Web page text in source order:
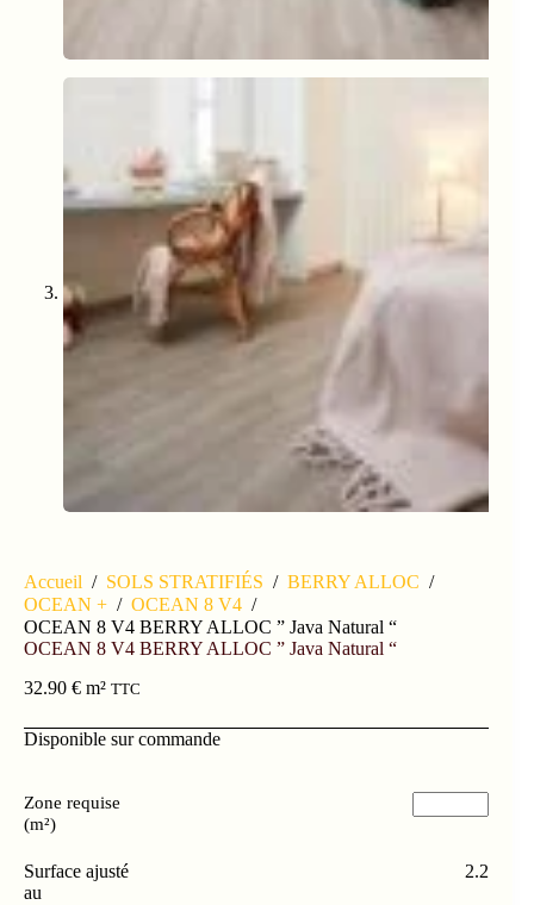
Accueil / SOLS STRATIFIÉS / BERRY ALLOC /
OCEAN + / OCEAN 8 V4 /
OCEAN 8 V4 BERRY ALLOC ” Java Natural “
OCEAN 8 V4 BERRY ALLOC ” Java Natural “
32.90 € m² TTC
Disponible sur commande
Zone requise
(m²)
Surface ajusté
au
2.2